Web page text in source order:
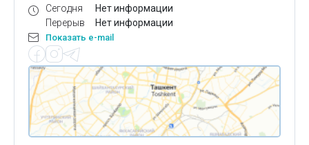
Сегодня
Перерыв
Нет информации
Нет информации
Показать e-mail